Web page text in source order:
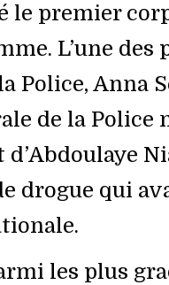
le premier
L’une des
Police, Anna
de la Police
drogue qui
les plus